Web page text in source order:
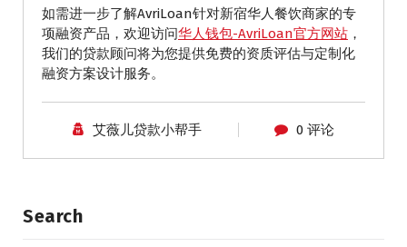
如需进一步了解AvriLoan针对新宿华人餐饮商家的专
项融资产品，欢迎访问华人钱包-AvriLoan官方网站 ，
我们的贷款顾问将为您提供免费的资质评估与定制化
融资方案设计服务。
艾薇儿贷款小帮手 0 评论
Search